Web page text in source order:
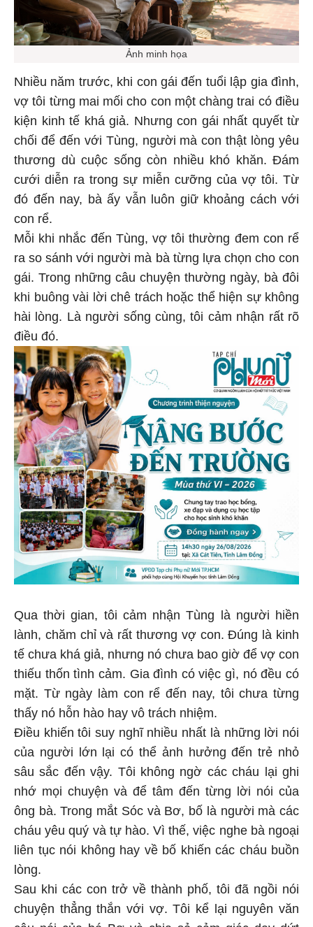
Ảnh minh họa
Nhiều năm trước, khi con gái đến tuổi lập gia đình,
vợ tôi từng mai mối cho con một chàng trai có điều
kiện kinh tế khá giả. Nhưng con gái nhất quyết từ
chối để đến với Tùng, người mà con thật lòng yêu
thương dù cuộc sống còn nhiều khó khăn. Đám
cưới diễn ra trong sự miễn cưỡng của vợ tôi. Từ
đó đến nay, bà ấy vẫn luôn giữ khoảng cách với
con rể.
Mỗi khi nhắc đến Tùng, vợ tôi thường đem con rể
ra so sánh với người mà bà từng lựa chọn cho con
gái. Trong những câu chuyện thường ngày, bà đôi
khi buông vài lời chê trách hoặc thể hiện sự không
hài lòng. Là người sống cùng, tôi cảm nhận rất rõ
điều đó.
Qua thời gian, tôi cảm nhận Tùng là người hiền
lành, chăm chỉ và rất thương vợ con. Đúng là kinh
tế chưa khá giả, nhưng nó chưa bao giờ để vợ con
thiếu thốn tình cảm. Gia đình có việc gì, nó đều có
mặt. Từ ngày làm con rể đến nay, tôi chưa từng
thấy nó hỗn hào hay vô trách nhiệm.
Điều khiến tôi suy nghĩ nhiều nhất là những lời nói
của người lớn lại có thể ảnh hưởng đến trẻ nhỏ
sâu sắc đến vậy. Tôi không ngờ các cháu lại ghi
nhớ mọi chuyện và để tâm đến từng lời nói của
ông bà. Trong mắt Sóc và Bơ, bố là người mà các
cháu yêu quý và tự hào. Vì thế, việc nghe bà ngoại
liên tục nói không hay về bố khiến các cháu buồn
lòng.
Sau khi các con trở về thành phố, tôi đã ngồi nói
chuyện thẳng thắn với vợ. Tôi kể lại nguyên văn